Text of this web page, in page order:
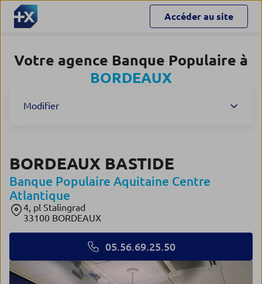
Accéder au site
Votre agence Banque Populaire à
BORDEAUX
Modifier
BORDEAUX BASTIDE
Banque Populaire Aquitaine Centre
Atlantique
4, pl Stalingrad
33100 BORDEAUX
05.56.69.25.50